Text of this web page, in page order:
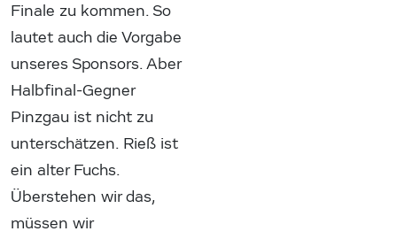
Finale zu kommen. So
lautet auch die Vorgabe
unseres Sponsors. Aber
Halbfinal-Gegner
Pinzgau ist nicht zu
unterschätzen. Rieß ist
ein alter Fuchs.
Überstehen wir das,
müssen wir